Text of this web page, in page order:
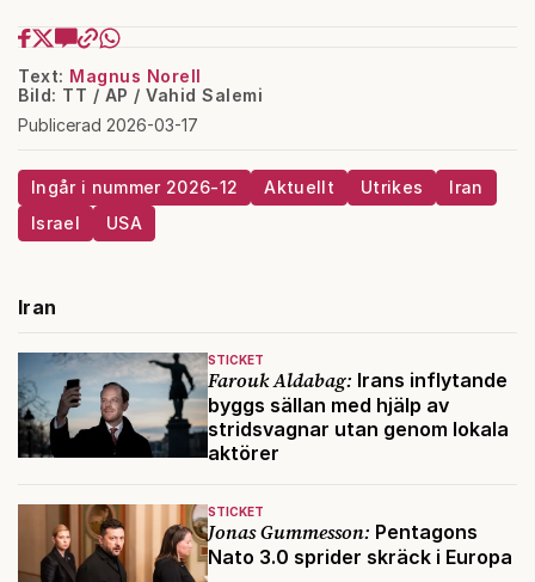
Text: Magnus Norell
Bild: TT / AP / Vahid Salemi
Publicerad 2026-03-17
Ingår i nummer 2026-12 Aktuellt Utrikes
Iran
Israel
USA
Iran
STICKET
Farouk Aldabag: Irans inflytande
byggs sällan med hjälp av
stridsvagnar utan genom lokala
aktörer
STICKET
Jonas Gummesson: Pentagons
Nato 3.0 sprider skräck i Europa